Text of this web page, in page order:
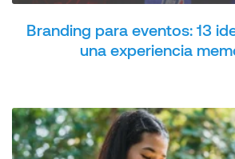
Branding para eventos: 13
una experiencia